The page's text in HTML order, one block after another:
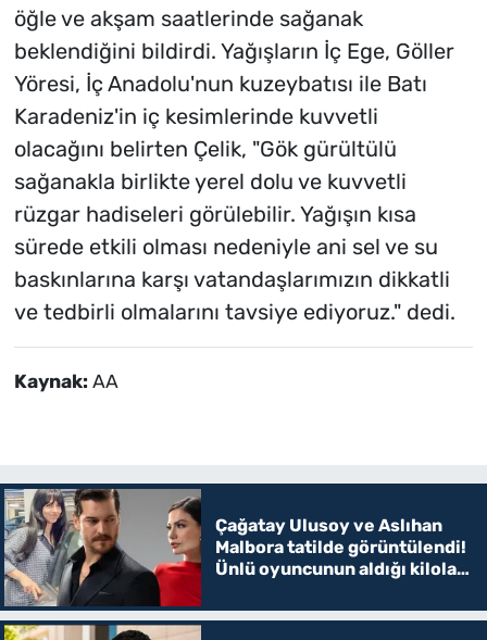
öğle ve akşam saatlerinde sağanak
beklendiğini bildirdi. Yağışların İç Ege, Göller
Yöresi, İç Anadolu'nun kuzeybatısı ile Batı
Karadeniz'in iç kesimlerinde kuvvetli
olacağını belirten Çelik, "Gök gürültülü
sağanakla birlikte yerel dolu ve kuvvetli
rüzgar hadiseleri görülebilir. Yağışın kısa
sürede etkili olması nedeniyle ani sel ve su
baskınlarına karşı vatandaşlarımızın dikkatli
ve tedbirli olmalarını tavsiye ediyoruz." dedi.
Kaynak: AA
Çağatay Ulusoy ve Aslıhan
Malbora tatilde görüntülendi!
Ünlü oyuncunun aldığı kilolar